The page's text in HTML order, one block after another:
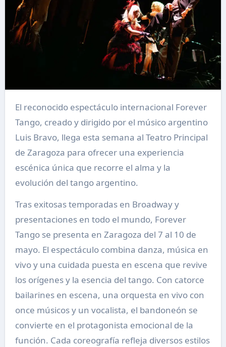
El reconocido espectáculo internacional Forever
Tango, creado y dirigido por el músico argentino
Luis Bravo, llega esta semana al Teatro Principal
de Zaragoza para ofrecer una experiencia
escénica única que recorre el alma y la
evolución del tango argentino.
Tras exitosas temporadas en Broadway y
presentaciones en todo el mundo, Forever
Tango se presenta en Zaragoza del 7 al 10 de
mayo. El espectáculo combina danza, música en
vivo y una cuidada puesta en escena que revive
los orígenes y la esencia del tango. Con catorce
bailarines en escena, una orquesta en vivo con
once músicos y un vocalista, el bandoneón se
convierte en el protagonista emocional de la
función. Cada coreografía refleja diversos estilos